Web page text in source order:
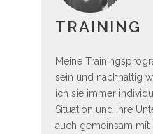
TRAINING
Meine
sein und nachhaltig
ich sie immer
Situation und Ihre
auch gemeinsam mit